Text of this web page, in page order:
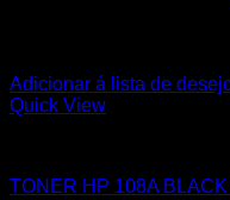
Adicionar á lista de
Quick View
TONER HP 108A